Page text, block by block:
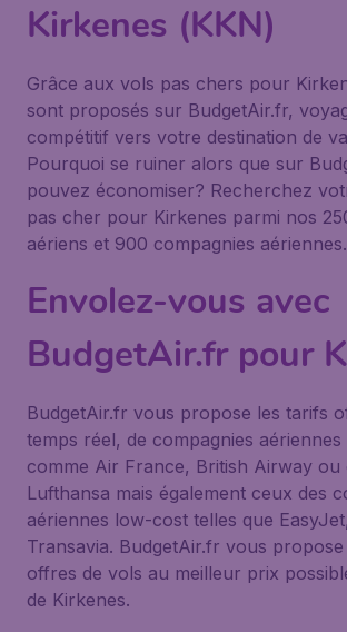
Kirkenes (KKN)
Grâce aux vols pas chers pour
sont proposés sur BudgetAir.fr,
compétitif vers votre destination de
Pourquoi se ruiner alors que sur
pouvez économiser? Recherchez
pas cher pour Kirkenes parmi nos
aériens et 900 compagnies aériennes.
Envolez-vous avec
BudgetAir.fr pour
BudgetAir.fr vous propose les tarifs
temps réel, de compagnies aériennes
comme Air France, British Airway ou
Lufthansa mais également ceux des
aériennes low-cost telles que
Transavia. BudgetAir.fr vous
offres de vols au meilleur prix
de Kirkenes.